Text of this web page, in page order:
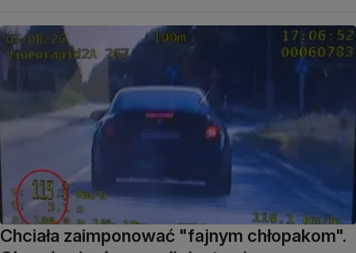
Chciała zaimponować "fajnym chłopakom".